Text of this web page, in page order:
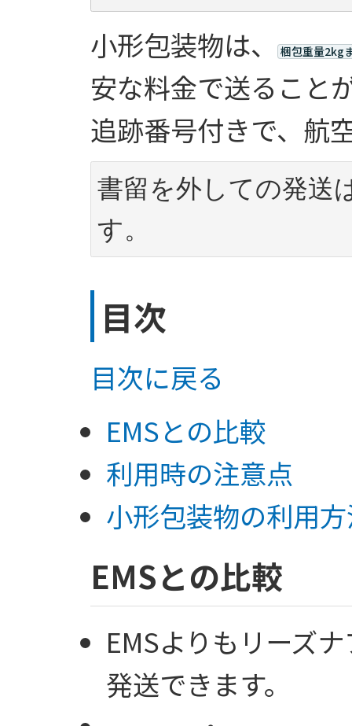
小形包装物は、 梱包重量2kg
安な料金で送ること
追跡番号付きで、航
書留を外しての発送
目次
目次に戻る
EMSとの比較
利用時の注意点
小形包装物の利用
EMSとの比較
EMSよりもリーズ
発送できます。